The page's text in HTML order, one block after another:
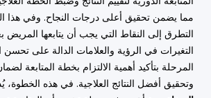
مما يضمن تحقيق أعلى درجات النجاح. وفي هذا
التطرق إلى النقاط التي يجب أن يتابعها المريض
التغيرات في الرؤية والعلامات الدالة على تحسن
المرحلة بتأكيد أهمية الالتزام بخطة المتابعة
وتحقيق أفضل النتائج العلاجية. في هذه الخطوة،